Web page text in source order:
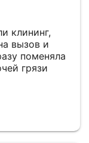
клининг,
вызов и
поменяла
грязи